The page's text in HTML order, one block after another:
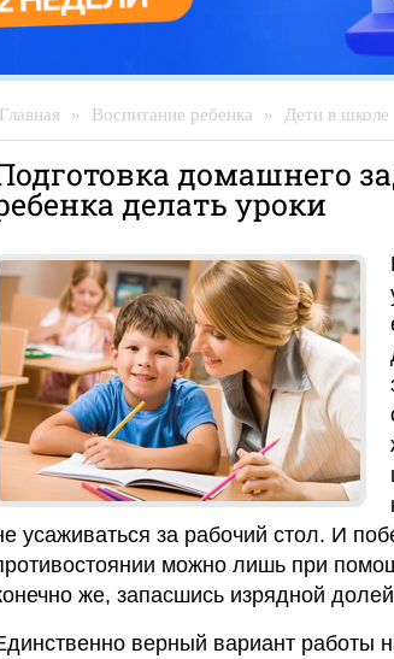
Главная » Воспитание ребенка » Дети в школе
домашнего
делать уроки
усаживаться за рабочий стол. И
можно лишь при
же, запасшись изрядной
верный вариант работы